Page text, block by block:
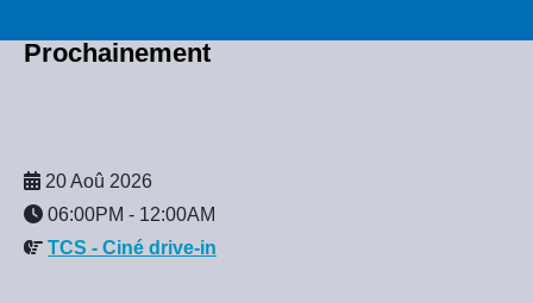
Prochainement
20 Aoû 2026
06:00PM - 12:00AM
TCS - Ciné drive-in